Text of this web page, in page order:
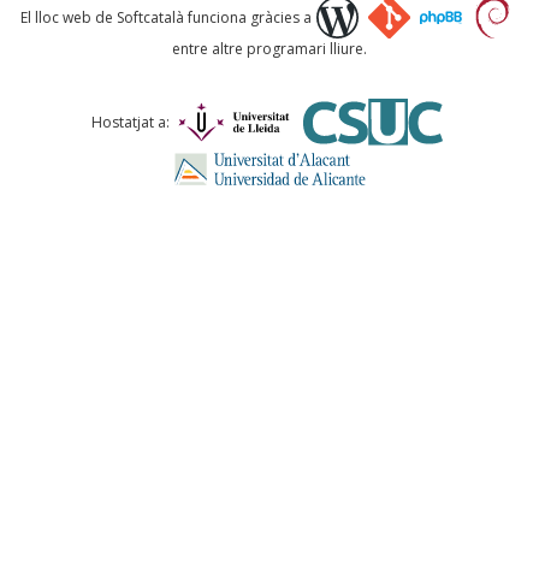
Què proposeu?
Comentari *
El lloc web de Softcatalà funciona gràcies a
entre altre programari lliure.
Hostatjat a: